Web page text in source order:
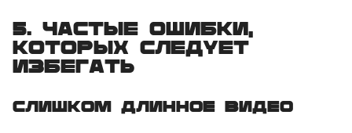
5. Частые ошибки,
которых следует
избегать
Слишком длинное видео